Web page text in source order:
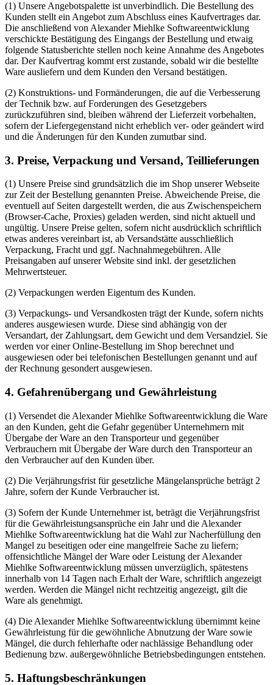
(1) Unsere Angebotspalette ist unverbindlich. Die Bestellung des
Kunden stellt ein Angebot zum Abschluss eines Kaufvertrages dar.
Die anschließend von Alexander Miehlke Softwareentwicklung
verschickte Bestätigung des Eingangs der Bestellung und etwaig
folgende Statusberichte stellen noch keine Annahme des Angebotes
dar. Der Kaufvertrag kommt erst zustande, sobald wir die bestellte
Ware ausliefern und dem Kunden den Versand bestätigen.
(2) Konstruktions- und Formänderungen, die auf die Verbesserung
der Technik bzw. auf Forderungen des Gesetzgebers
zurückzuführen sind, bleiben während der Lieferzeit vorbehalten,
sofern der Liefergegenstand nicht erheblich ver- oder geändert wird
und die Änderungen für den Kunden zumutbar sind.
3. Preise, Verpackung und Versand, Teillieferungen
(1) Unsere Preise sind grundsätzlich die im Shop unserer Webseite
zur Zeit der Bestellung genannten Preise. Abweichende Preise, die
eventuell auf Seiten dargestellt werden, die aus Zwischenspeichern
(Browser-Cache, Proxies) geladen werden, sind nicht aktuell und
ungültig. Unsere Preise gelten, sofern nicht ausdrücklich schriftlich
etwas anderes vereinbart ist, ab Versandstätte ausschließlich
Verpackung, Fracht und ggf. Nachnahmegebühren. Alle
Preisangaben auf unserer Website sind inkl. der gesetzlichen
Mehrwertsteuer.
(2) Verpackungen werden Eigentum des Kunden.
(3) Verpackungs- und Versandkosten trägt der Kunde, sofern nichts
anderes ausgewiesen wurde. Diese sind abhängig von der
Versandart, der Zahlungsart, dem Gewicht und dem Versandziel. Sie
werden vor einer Online-Bestellung im Shop berechnet und
ausgewiesen oder bei telefonischen Bestellungen genannt und auf
der Rechnung gesondert ausgewiesen.
4. Gefahrenübergang und Gewährleistung
(1) Versendet die Alexander Miehlke Softwareentwicklung die Ware
an den Kunden, geht die Gefahr gegenüber Unternehmern mit
Übergabe der Ware an den Transporteur und gegenüber
Verbrauchern mit Übergabe der Ware durch den Transporteur an
den Verbraucher auf den Kunden über.
(2) Die Verjährungsfrist für gesetzliche Mängelansprüche beträgt 2
Jahre, sofern der Kunde Verbraucher ist.
(3) Sofern der Kunde Unternehmer ist, beträgt die Verjährungsfrist
für die Gewährleistungsansprüche ein Jahr und die Alexander
Miehlke Softwareentwicklung hat die Wahl zur Nacherfüllung den
Mangel zu beseitigen oder eine mangelfreie Sache zu liefern;
offensichtliche Mängel der Ware oder Leistung der Alexander
Miehlke Softwareentwicklung müssen unverzüglich, spätestens
innerhalb von 14 Tagen nach Erhalt der Ware, schriftlich angezeigt
werden. Werden die Mängel nicht rechtzeitig angezeigt, gilt die
Ware als genehmigt.
(4) Die Alexander Miehlke Softwareentwicklung übernimmt keine
Gewährleistung für die gewöhnliche Abnutzung der Ware sowie
Mängel, die durch fehlerhafte oder nachlässige Behandlung oder
Bedienung bzw. außergewöhnliche Betriebsbedingungen entstehen.
5. Haftungsbeschränkungen